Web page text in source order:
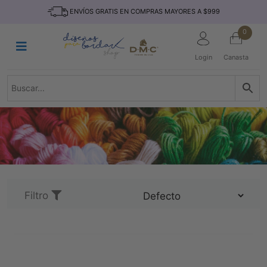
ENVÍOS GRATIS EN COMPRAS MAYORES A $999
Login
0
Canasta
TEJIDO
REVISTAS
TELAS
TEMÁTICO
NOVEDADES
Filtro